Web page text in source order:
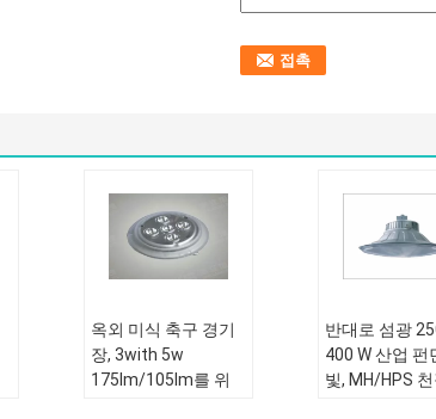
옥외 미식 축구 경기
장, 3with 5w
175lm/105lm를 위
반대로 섬광
400 W 산업 펀
빛, MH/HPS